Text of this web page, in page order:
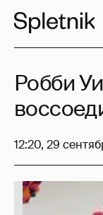
Робби
12:20, 29